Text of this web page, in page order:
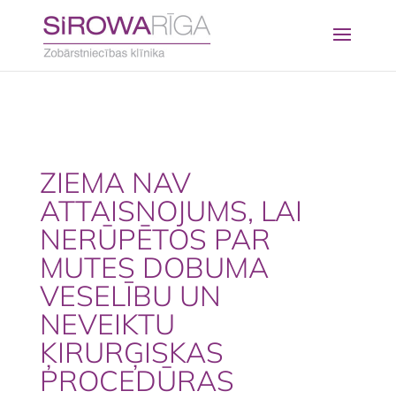
ZIEMA NAV
ATTAISNOJUMS, LAI
NERŪPĒTOS PAR
MUTES DOBUMA
VESELĪBU UN
NEVEIKTU
ĶIRURĢISKAS
PROCEDŪRAS